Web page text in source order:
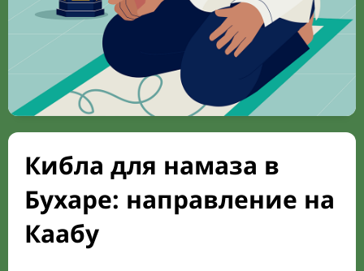
Кибла для намаза в
Бухаре: направление на
Каабу